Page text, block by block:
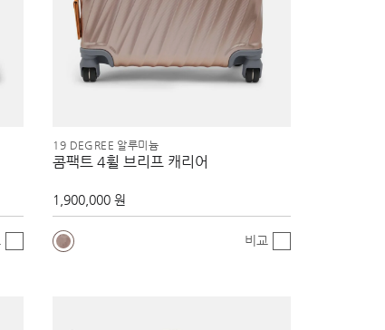
19 DEGREE 알루미늄
콤팩트 4휠 브리프 캐리어
1,900,000 원
비교